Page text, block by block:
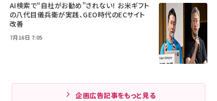
AI検索で“自社がお勧め”されない！ お米ギフト
の八代目儀兵衛が実践、GEO時代のECサイト
改善
7月16日 7:05
企画広告記事をもっと見る